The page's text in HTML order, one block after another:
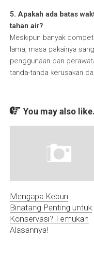
5. Apakah ada batas
tahan air?
Meskipun banyak
lama, masa pakainya
penggunaan dan
tanda-tanda kerusakan
You may also
Mengapa Kebun
Binatang Penting untuk
Konservasi? Temukan
Alasannya!